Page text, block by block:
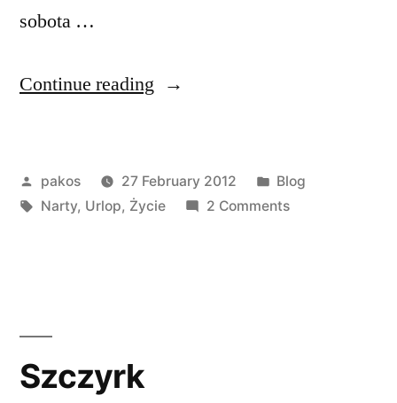
sobota …
Continue reading “Ustroń”
Posted
by
pakos 27 February 2012
Posted
in
Blog
Tags:
Narty, Urlop, Życie 2 Commentson
Szczyrk